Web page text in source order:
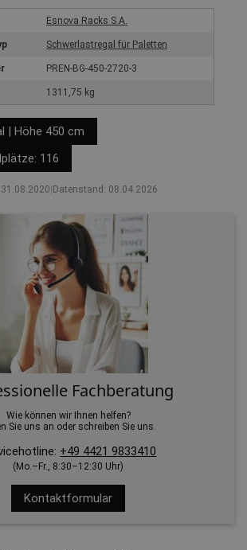
Esnova Racks S.A.
Schwerlastregal für Paletten
PREN-BG-450-2720-3
1311,75 kg
| Höhe 450 cm
116
Datenstand: 08.04.2026
Fachberatung
Wie können wir Ihnen helfen?
Sie uns an oder schreiben Sie uns.
+49 4421 9833410
(Mo.–Fr., 8:30–12:30 Uhr)
Kontaktformular